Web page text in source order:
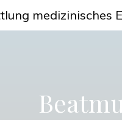
medizinisches